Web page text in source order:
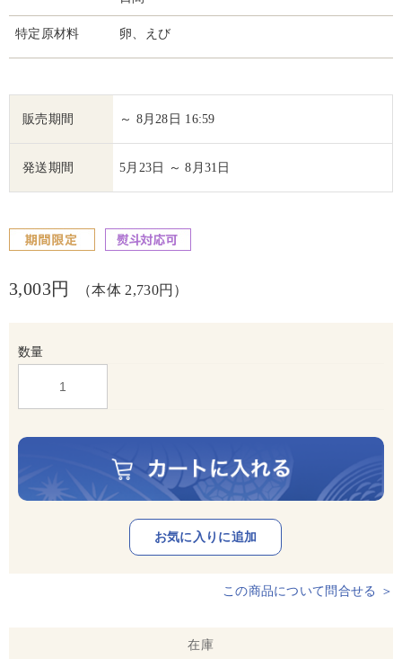
特定原材料 卵、えび
販売期間 ～ 8月28日 16:59
発送期間 5月23日 ～ 8月31日
3,003円 （本体 2,730円）
数量
この商品について問合せる ＞
在庫